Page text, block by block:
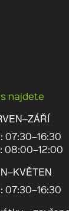
najdete
07:30–16:30
08:00–12:00
07:30–16:30